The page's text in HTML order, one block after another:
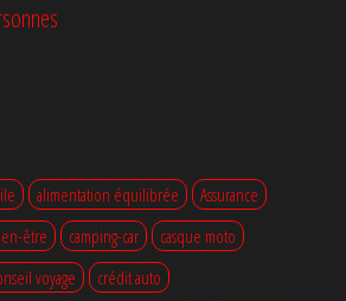
alimentation équilibrée
Assurance
être camping-car
casque moto
voyage
crédit auto